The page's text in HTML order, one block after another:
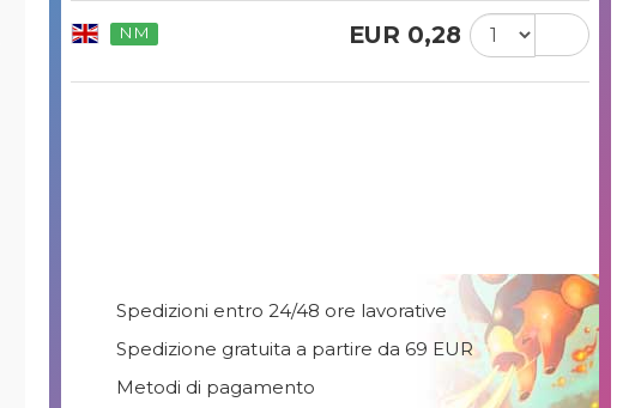
Spedizioni entro 24/48 ore lavorative
Spedizione gratuita a partire da 69 EUR
Metodi di pagamento
NM EUR 0,28